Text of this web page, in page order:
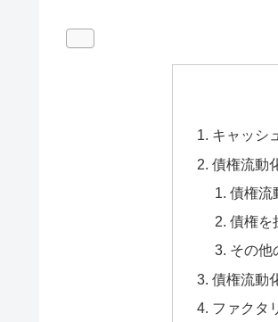
キャッシ
債権流動
債権流
債権を
その他
債権流動
ファクタ